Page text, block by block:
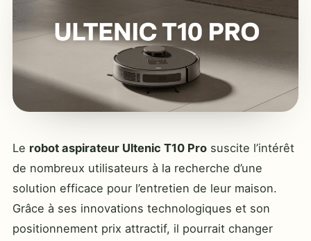
Le robot aspirateur Ultenic T10 Pro suscite l’intérêt
de nombreux utilisateurs à la recherche d’une
solution efficace pour l’entretien de leur maison.
Grâce à ses innovations technologiques et son
positionnement prix attractif, il pourrait changer